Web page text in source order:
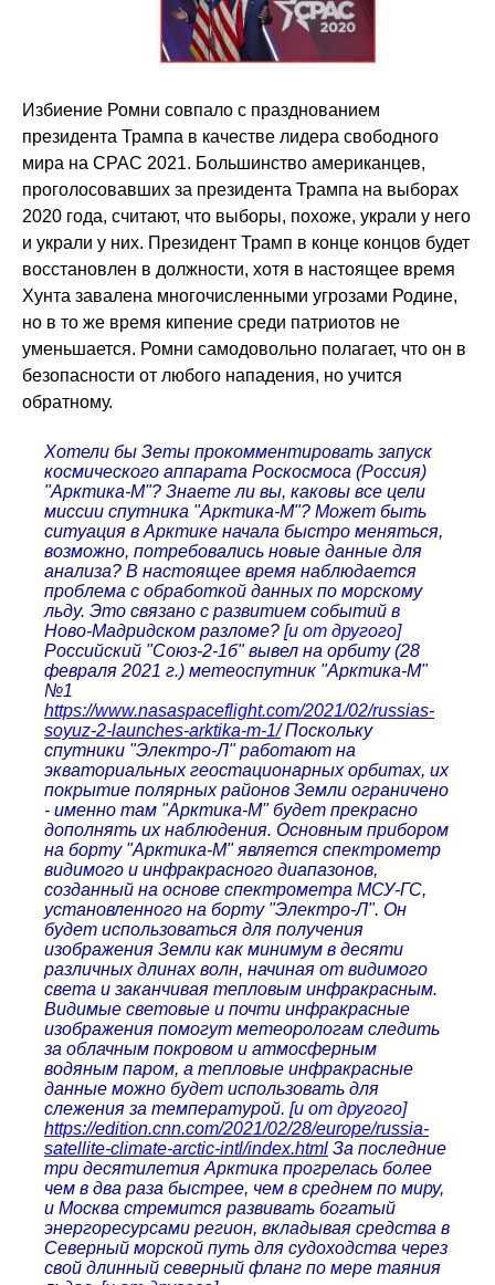
Избиение Ромни совпало с празднованием
президента Трампа в качестве лидера свободного
мира на CPAC 2021. Большинство американцев,
проголосовавших за президента Трампа на выборах
2020 года, считают, что выборы, похоже, украли у него
и украли у них. Президент Трамп в конце концов будет
восстановлен в должности, хотя в настоящее время
Хунта завалена многочисленными угрозами Родине,
но в то же время кипение среди патриотов не
уменьшается. Ромни самодовольно полагает, что он в
безопасности от любого нападения, но учится
обратному.
Хотели бы Зеты прокомментировать запуск
космического аппарата Роскосмоса (Россия)
"Арктика-М"? Знаете ли вы, каковы все цели
миссии спутника "Арктика-М"? Может быть
ситуация в Арктике начала быстро меняться,
возможно, потребовались новые данные для
анализа? В настоящее время наблюдается
проблема с обработкой данных по морскому
льду. Это связано с развитием событий в
Ново-Мадридском разломе? [и от другого]
Российский "Союз-2-1б" вывел на орбиту (28
февраля 2021 г.) метеоспутник "Арктика-М"
№1
https://www.nasaspaceflight.com/2021/02/russias-
soyuz-2-launches-arktika-m-1/Поскольку
спутники "Электро-Л" работают на
экваториальных геостационарных орбитах, их
покрытие полярных районов Земли ограничено
- именно там "Арктика-М" будет прекрасно
дополнять их наблюдения. Основным прибором
на борту "Арктика-М" является спектрометр
видимого и инфракрасного диапазонов,
созданный на основе спектрометра МСУ-ГС,
установленного на борту "Электро-Л". Он
будет использоваться для получения
изображения Земли как минимум в десяти
различных длинах волн, начиная от видимого
света и заканчивая тепловым инфракрасным.
Видимые световые и почти инфракрасные
изображения помогут метеорологам следить
за облачным покровом и атмосферным
водяным паром, а тепловые инфракрасные
данные можно будет использовать для
слежения за температурой. [и от другого]
https://edition.cnn.com/2021/02/28/europe/russia-
satellite-climate-arctic-intl/index.html За последние
три десятилетия Арктика прогрелась более
чем в два раза быстрее, чем в среднем по миру,
и Москва стремится развивать богатый
энергоресурсами регион, вкладывая средства в
Северный морской путь для судоходства через
свой длинный северный фланг по мере таяния